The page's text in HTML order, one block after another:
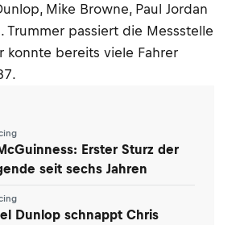
Mike Browne, Paul Jordan
Trummer passiert die Messstelle
konnte bereits viele Fahrer
Erster Sturz der
seit sechs Jahren
Dunlop schnappt Chris